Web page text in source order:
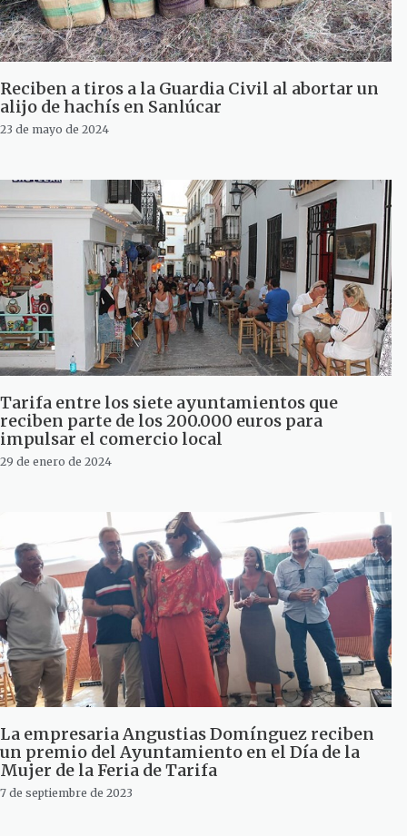
Reciben a tiros a la Guardia Civil al abortar un
alijo de hachís en Sanlúcar
23 de mayo de 2024
Tarifa entre los siete ayuntamientos que
reciben parte de los 200.000 euros para
impulsar el comercio local
29 de enero de 2024
La empresaria Angustias Domínguez reciben
un premio del Ayuntamiento en el Día de la
Mujer de la Feria de Tarifa
7 de septiembre de 2023